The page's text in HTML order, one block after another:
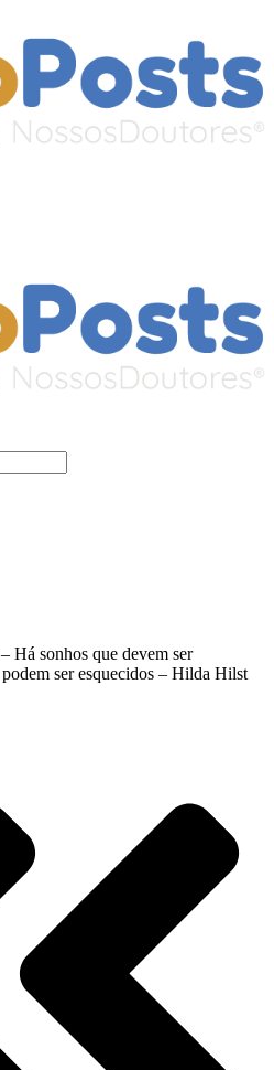
Há sonhos que devem ser
ser esquecidos – Hilda Hilst